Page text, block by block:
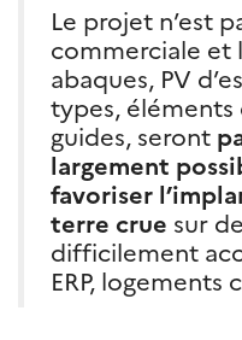
Le projet n’est
commerciale et
abaques, PV
types,
guides, seront
largement
favoriser
terre crue sur
difficilement
ERP,